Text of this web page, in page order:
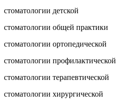
стоматологии детской
стоматологии общей практики
стоматологии ортопедической
стоматологии профилактической
стоматологии терапевтической
стоматологии хирургической